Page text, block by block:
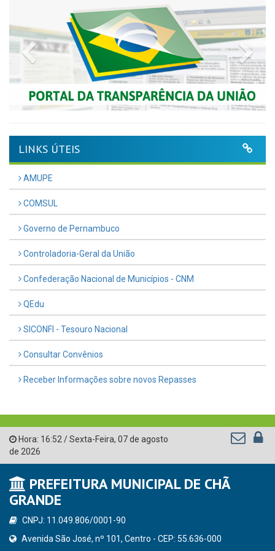
Previous
LINKS ÚTEIS
AMUPE
COMSUL
Governo de Pernambuco
Controladoria-Geral da União
Confederação Nacional de Municípios - CNM
QEdu
SICONFI - Tesouro Nacional
Consultar Convênios
Receber Informações sobre novos Repasses
Hora: 16:52/Sexta-Feira, 07 de agosto
de 2026
PREFEITURA MUNICIPAL DE CHÃ
GRANDE
CNPJ: 11.049.806/0001-90
Avenida São José, nº 101, Centro - CEP: 55.636-000